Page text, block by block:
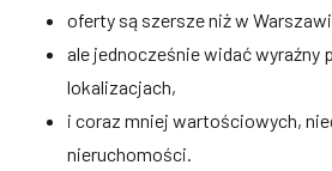
oferty są szersze niż w
ale jednocześnie widać wyraźny
lokalizacjach,
i coraz mniej wartościowych,
nieruchomości.